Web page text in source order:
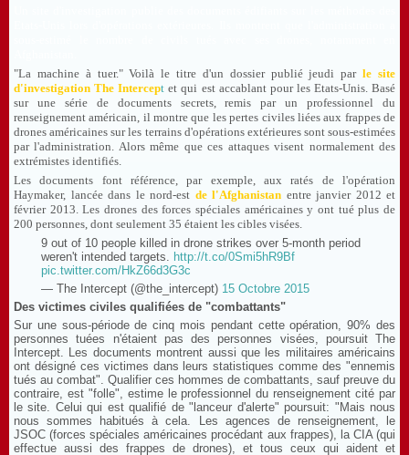
"La machine à tuer." Voilà le titre d'un dossier publié jeudi parle site
d'investigation The Intercept et qui est accablant pour les Etats-Unis. Basé
sur une série de documents secrets, remis par un professionnel du
renseignement américain, il montre que les pertes civiles liées aux frappes de
drones américaines sur les terrains d'opérations extérieures sont sous-estimées
par l'administration. Alors même que ces attaques visent normalement des
extrémistes identifiés.
Les documents font référence, par exemple, aux ratés de l'opération
Haymaker, lancée dans le nord-est de l'Afghanistan entre janvier 2012 et
février 2013. Les drones des forces spéciales américaines y ont tué plus de
200 personnes, dont seulement 35 étaient les cibles visées.
9 out of 10 people killed in drone strikes over 5-month period
weren't intended targets. http://t.co/0Smi5hR9Bf
pic.twitter.com/HkZ66d3G3c
— The Intercept (@the_intercept) 15 Octobre 2015
Des victimes civiles qualifiées de "combattants"
Sur une sous-période de cinq mois pendant cette opération, 90% des
personnes tuées n'étaient pas des personnes visées, poursuit The
Intercept. Les documents montrent aussi que les militaires américains
ont désigné ces victimes dans leurs statistiques comme des "ennemis
tués au combat". Qualifier ces hommes de combattants, sauf preuve du
contraire, est "folle", estime le professionnel du renseignement cité par
le site. Celui qui est qualifié de "lanceur d'alerte" poursuit: "Mais nous
nous sommes habitués à cela. Les agences de renseignement, le
JSOC (forces spéciales américaines procédant aux frappes), la CIA (qui
effectue aussi des frappes de drones), et tous ceux qui aident et